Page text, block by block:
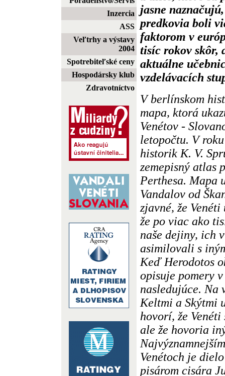
Inzercia
ASS
Veľtrhy a výstavy
2004
Spotrebiteľské ceny
Hospodársky klub
Zdravotníctvo
jasne
predkovia boli
faktorom v
tisíc rokov skôr,
aktuálne
vzdelávacích
V berlínskom
mapa, ktorá
Venétov -
letopočtu. V
historik K. V.
zemepisný atlas
Perthesa. Mapa
Vandalov od
zjavné, že
že po viac ako
naše dejiny, ich
asimilovali s
Keď Herodotos
opisuje pomery
nasledujúce. Na
Keltmi a Skýtmi
hovorí, že
ale že hovoria
Venétoch je
pisárom cisára